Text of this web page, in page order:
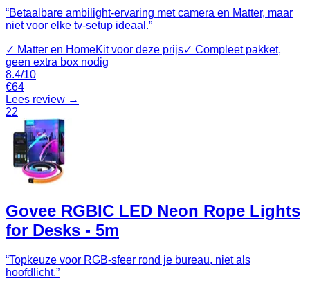
“Betaalbare ambilight-ervaring met camera en Matter, maar
niet voor elke tv-setup ideaal.”
✓ Matter en HomeKit voor deze prijs✓ Compleet pakket,
geen extra box nodig
8.4/10
€64
Lees review →
22
Govee RGBIC LED Neon Rope Lights
for Desks - 5m
“Topkeuze voor RGB-sfeer rond je bureau, niet als
hoofdlicht.”